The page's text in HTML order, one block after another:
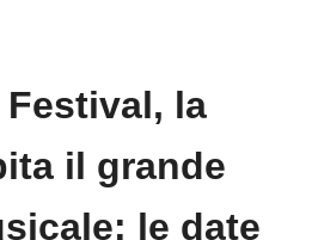
Festival, la
il grande
le date